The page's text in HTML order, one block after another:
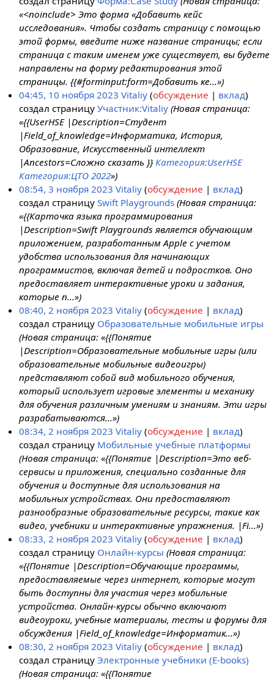
«<noinclude> Это форма «Добавить кейс
исследования». Чтобы создать страницу с помощью
этой формы, введите ниже название страницы; если
страница с таким именем уже существует, вы будете
направлены на форму редактирования этой
страницы. {{#forminput:form=Добавить ке...»)
04:45, 10 ноября 2023 Vitaliy обсуждение
вклад
создал страницуУчастник:Vitaliy (Новая страница:
«{{UserHSE |Description=Студент
|Field_of_knowledge=Информатика, История,
Образование, Искусственный интеллект
|Ancestors=Сложно сказать }}Категория:UserHSE
Категория:ЦТО 2022»)
08:54, 3 ноября 2023 Vitaliy обсуждение
вклад
создал страницуSwift Playgrounds (Новая страница:
«{{Карточка языка программирования
|Description=Swift Playgrounds является обучающим
приложением, разработанным Apple с учетом
удобства использования для начинающих
программистов, включая детей и подростков. Оно
предоставляет интерактивные уроки и задания,
которые п...»)
08:40, 2 ноября 2023 Vitaliy обсуждение
вклад
создал страницу Образовательные мобильные игры
(Новая страница: «{{Понятие
|Description=Образовательные мобильные игры (или
образовательные мобильные видеоигры)
представляют собой вид мобильного обучения,
который использует игровые элементы и механику
для обучения различным умениям и знаниям. Эти игры
разрабатываются...»)
08:34, 2 ноября 2023 Vitaliy обсуждение
вклад
создал страницу Мобильные учебные платформы
(Новая страница: «{{Понятие |Description=Это веб-
сервисы и приложения, специально созданные для
обучения и доступные для использования на
мобильных устройствах. Они предоставляют
разнообразные образовательные ресурсы, такие как
видео, учебники и интерактивные упражнения. |Fi...»)
08:33, 2 ноября 2023 Vitaliy обсуждение
вклад
создал страницу Онлайн-курсы (Новая страница:
«{{Понятие |Description=Обучающие программы,
предоставляемые через интернет, которые могут
быть доступны для участия через мобильные
устройства. Онлайн-курсы обычно включают
видеоуроки, учебные материалы, тесты и форумы для
обсуждения |Field_of_knowledge=Информатик...»)
08:30, 2 ноября 2023 Vitaliy обсуждение
вклад
создал страницуЭлектронные учебники (E-books)
(Новая страница: «{{Понятие